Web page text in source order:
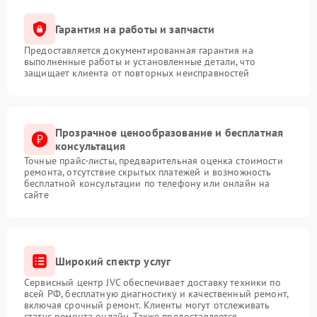
Гарантия на работы и запчасти
Предоставляется документированная гарантия на
выполненные работы и установленные детали, что
защищает клиента от повторных неисправностей
Прозрачное ценообразование и бесплатная
консультация
Точные прайс-листы, предварительная оценка стоимости
ремонта, отсутствие скрытых платежей и возможность
бесплатной консультации по телефону или онлайн на
сайте
Широкий спектр услуг
Сервисный центр JVC обеспечивает доставку техники по
всей РФ, бесплатную диагностику и качественный ремонт,
включая срочный ремонт. Клиенты могут отслеживать